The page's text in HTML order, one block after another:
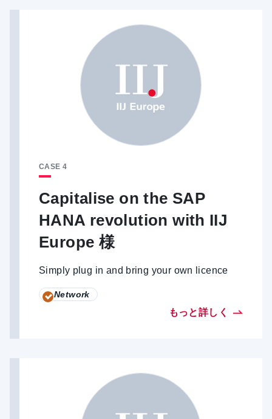
CASE 4
Capitalise on the SAP
HANA revolution with IIJ
Europe 様
Simply plug in and bring your own licence
Network
もっと詳しく